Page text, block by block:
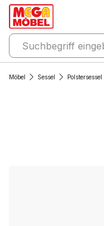
Möbel Sessel Polstersessel